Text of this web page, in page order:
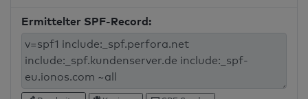
Ermittelter SPF-Record: